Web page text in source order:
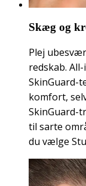
Skæg og
Plej
redskab.
SkinGuard-
komfort,
SkinGuard-
til sarte
du vælge